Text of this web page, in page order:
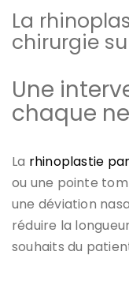
La
chirurgie
Une
chaque
La rhinoplastie
ou une pointe
une déviation
réduire la
souhaits du